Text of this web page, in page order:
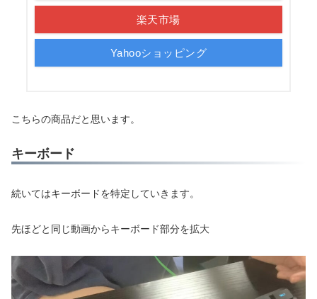
楽天市場
Yahooショッピング
こちらの商品だと思います。
キーボード
続いてはキーボードを特定していきます。
先ほどと同じ動画からキーボード部分を拡大